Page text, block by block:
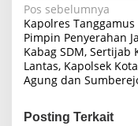
Navigasi
pos
Pos sebelumnya
Kapolres Tanggamus
Pimpin Penyerahan
Kabag SDM, Sertijab
Lantas, Kapolsek Kota
Agung dan
Posting Terkait